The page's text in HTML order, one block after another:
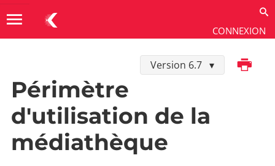
CONNEXION
menu
Version 6.7Imprimer
→Médias
Périmètre
d'utilisation de la
médiathèque